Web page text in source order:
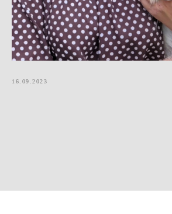
16.09.2023